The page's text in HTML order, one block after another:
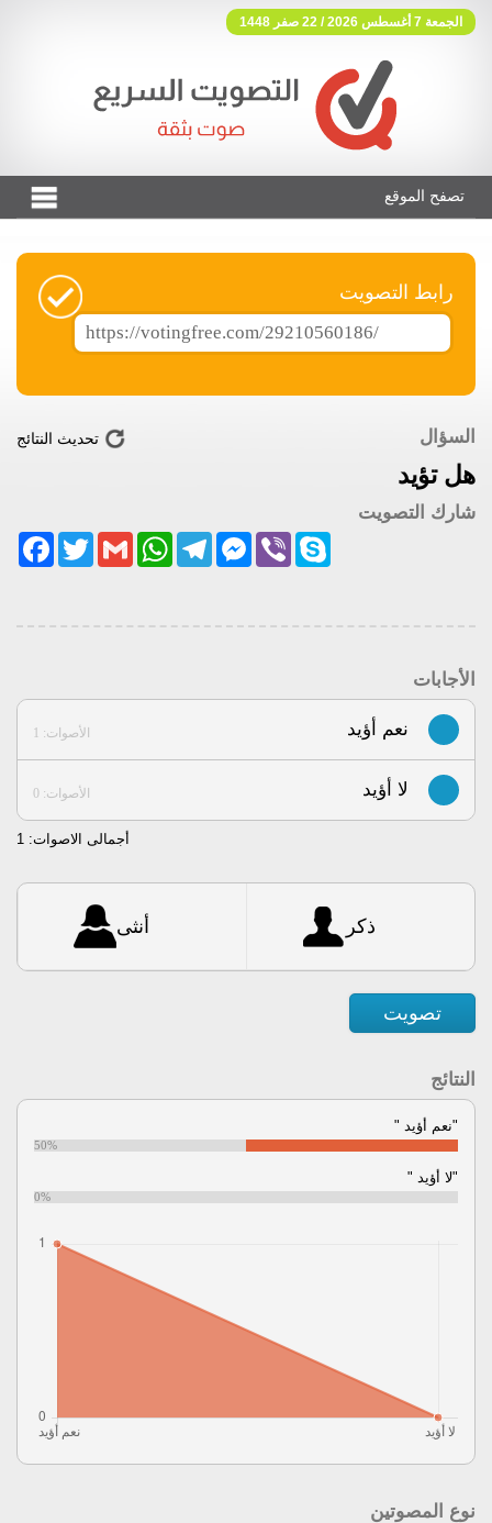
الجمعة 7 أغسطس 2026 / 22 صفر 1448
فوتنج فري موقع تصويت مجاني
تصفح الموقع
رابط التصويت
السؤال
هل تؤيد
تحديث النتائج
شارك التصويت
TwitterGmail
WhatsAppTelegram
Messenger ViberSkype
الأجابات
الأصوات: 1 نعم أؤيد
الأصوات: 0 لا أؤيد
أجمالى الاصوات: 1
ذكر أنثى
تصويت
النتائج
"نعم أؤيد "
50%
"لا أؤيد "
0%
نوع المصوتين